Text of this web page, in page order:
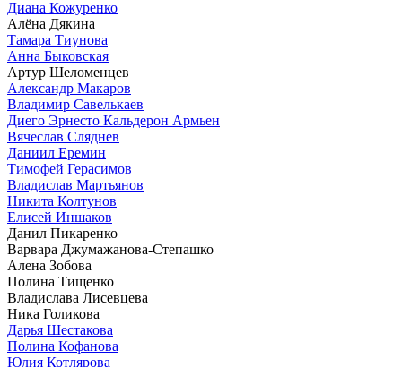
Диана Кожуренко
Алёна Дякина
Тамара Тиунова
Анна Быковская
Артур Шеломенцев
Александр Макаров
Владимир Савелькаев
Диего Эрнесто Кальдерон Армьен
Вячеслав Сляднев
Даниил Еремин
Тимофей Герасимов
Владислав Мартьянов
Никита Колтунов
Елисей Иншаков
Данил Пикаренко
Варвара Джумажанова-Степашко
Алена Зобова
Полина Тищенко
Владислава Лисевцева
Ника Голикова
Дарья Шестакова
Полина Кофанова
Юлия Котлярова